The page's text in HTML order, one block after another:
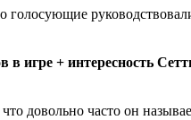
голосующие
в игре + интересность
довольно часто он